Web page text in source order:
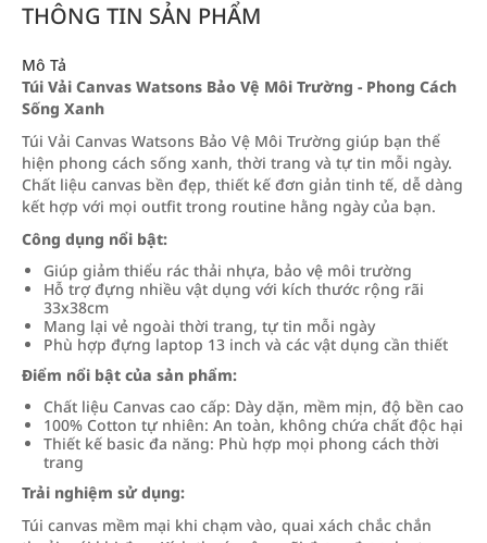
THÔNG TIN SẢN PHẨM
Mô Tả
Túi Vải Canvas Watsons Bảo Vệ Môi Trường - Phong Cách
Sống Xanh
Túi Vải Canvas Watsons Bảo Vệ Môi Trường giúp bạn thể
hiện phong cách sống xanh, thời trang và tự tin mỗi ngày.
Chất liệu canvas bền đẹp, thiết kế đơn giản tinh tế, dễ dàng
kết hợp với mọi outfit trong routine hằng ngày của bạn.
Công dụng nổi bật:
Giúp giảm thiểu rác thải nhựa, bảo vệ môi trường
Hỗ trợ đựng nhiều vật dụng với kích thước rộng rãi
33x38cm
Mang lại vẻ ngoài thời trang, tự tin mỗi ngày
Phù hợp đựng laptop 13 inch và các vật dụng cần thiết
Điểm nổi bật của sản phẩm:
Chất liệu Canvas cao cấp: Dày dặn, mềm mịn, độ bền cao
100% Cotton tự nhiên: An toàn, không chứa chất độc hại
Thiết kế basic đa năng: Phù hợp mọi phong cách thời
trang
Trải nghiệm sử dụng:
Túi canvas mềm mại khi chạm vào, quai xách chắc chắn